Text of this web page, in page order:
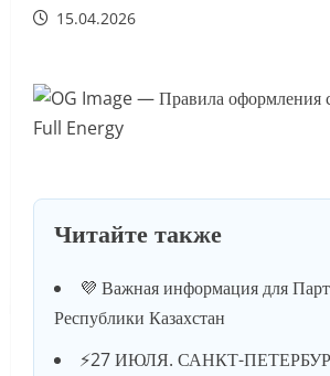
15.04.2026
Читайте также
💜 Важная информация для
Республики Казахстан
⚡️27 ИЮЛЯ. САНКТ-